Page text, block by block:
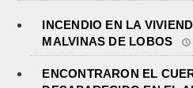
INCENDIO EN LA
MALVINAS DE LOBOS
ENCONTRARON EL